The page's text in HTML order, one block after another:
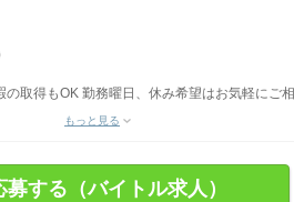
取得もOK 勤務曜日、休み希望はお気軽にご相
もっと見る
募する（バイトル求人）